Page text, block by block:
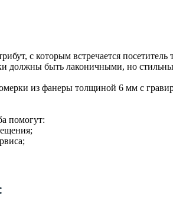
с которым встречается
должны быть лаконичными, но
из фанеры толщиной 6 мм с
помогут: